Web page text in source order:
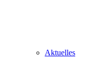
Aktuelles